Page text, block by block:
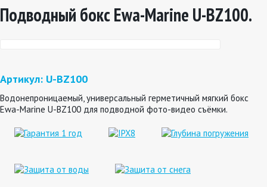
Подводный бокс Ewa-Marine U-BZ100.
Артикул: U-BZ100
Водонепроницаемый, универсальный герметичный мягкий бокс
Ewa-Marine U-BZ100 для подводной фото-видео съёмки.